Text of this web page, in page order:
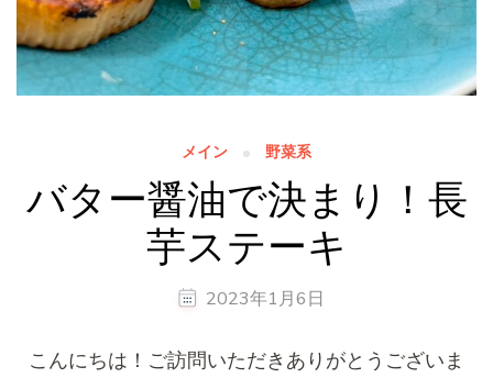
メイン 野菜系
バター醤油で決まり！長
芋ステーキ
2023年1月6日
こんにちは！ご訪問いただきありがとうございま